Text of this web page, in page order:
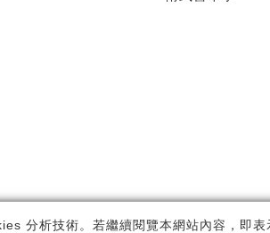
分析技術。若繼續閱覽本網站內容，即